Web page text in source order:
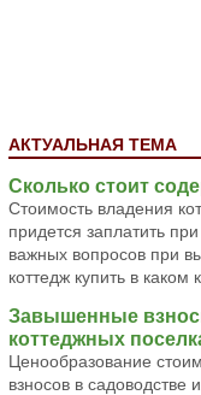
АКТУАЛЬНАЯ ТЕМА
Сколько стоит
Стоимость владения
придется заплатить
важных вопросов при
коттедж купить в каком
Завышенные
коттеджных
Ценообразование
взносов в садоводстве